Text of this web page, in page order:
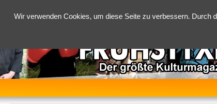
Wir verwenden Cookies, um diese Seite zu verbessern.